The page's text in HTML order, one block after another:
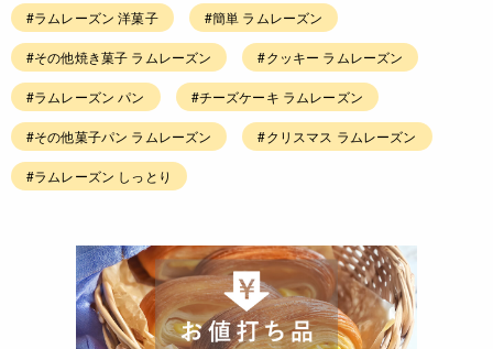
#ラムレーズン 洋菓子 #簡単 ラムレーズン
#その他焼き菓子 ラムレーズン #クッキー ラムレーズン
#ラムレーズン パン #チーズケーキ ラムレーズン
#その他菓子パン ラムレーズン #クリスマス ラムレーズン
#ラムレーズン しっとり